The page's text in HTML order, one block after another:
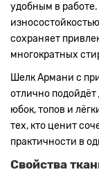
удобным в
сохраняет
многократных
Шелк Армани с
отлично подойдёт
юбок, топов и
тех, кто ценит
практичности в
Свойства